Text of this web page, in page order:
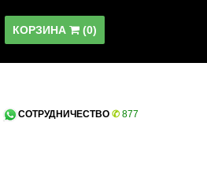
КОРЗИНА (0)
СОТРУДНИЧЕСТВО ✆ 877